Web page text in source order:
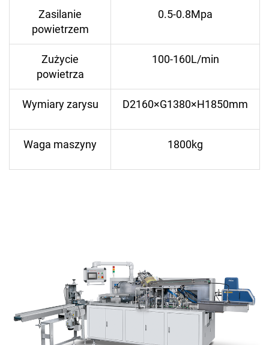
Zasilanie
powietrzem
0.5-0.8Mpa
Zużycie
powietrza
100-160L/min
Wymiary zarysu D2160×G1380×H1850mm
Waga maszyny 1800kg